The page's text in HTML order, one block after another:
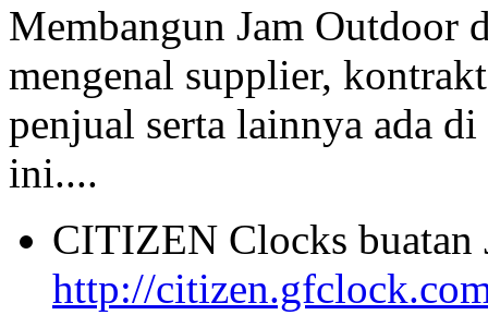
Membangun Jam Outdoor
mengenal supplier,
penjual serta lainnya ada
ini....
CITIZEN Clocks buatan
http://